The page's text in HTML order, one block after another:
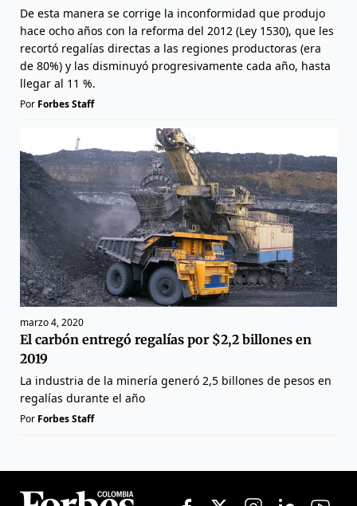
De esta manera se corrige la inconformidad que produjo
hace ocho años con la reforma del 2012 (Ley 1530), que les
recortó regalías directas a las regiones productoras (era
de 80%) y las disminuyó progresivamente cada año, hasta
llegar al 11 %.
Por Forbes Staff
marzo 4, 2020
El carbón entregó regalías por $2,2 billones en
2019
La industria de la minería generó 2,5 billones de pesos en
regalías durante el año
Por Forbes Staff